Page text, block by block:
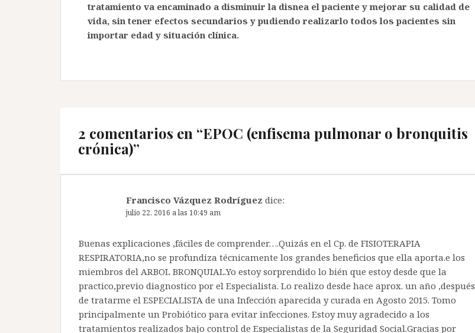
tratamiento va encaminado a disminuir la disnea el paciente y mejorar su calidad de
vida, sin tener efectos secundarios y pudiendo realizarlo todos los pacientes sin
importar edad y situación clínica.
2 comentarios en “EPOC (enfisema pulmonar o bronquitis
crónica)”
Francisco Vázquez Rodríguez dice:
julio 22, 2016 a las 10:49 am
Buenas explicaciones ,fáciles de comprender….Quizás en el Cp. de FISIOTERAPIA
RESPIRATORIA,no se profundiza técnicamente los grandes beneficios que ella aporta.e los
miembros del ARBOL BRONQUIAL.Yo estoy sorprendido lo bién que estoy desde que la
practico,previo diagnostico por el Especialista. Lo realizo desde hace aprox. un año ,después
de tratarme el ESPECIALISTA de una Infección aparecida y curada en Agosto 2015. Tomo
principalmente un Probiótico para evitar infecciones. Estoy muy agradecido a los
tratamientos realizados bajo control de Especialistas de la Seguridad Social.Gracias por